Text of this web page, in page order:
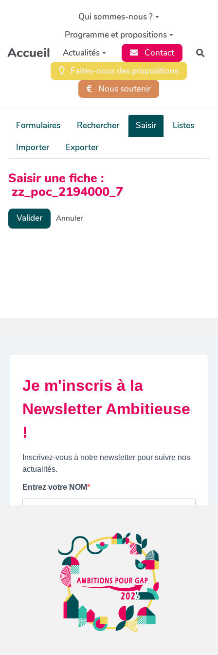
Aller au contenu principal
Accueil
Qui sommes-nous ?
Programme et propositions
Actualités
Contact
Faites-nous des propositions
Nous soutenir
Formulaires Rechercher Saisir
Listes
Importer
Exporter
Saisir une fiche :
zz_poc_2194000_7
Valider Annuler